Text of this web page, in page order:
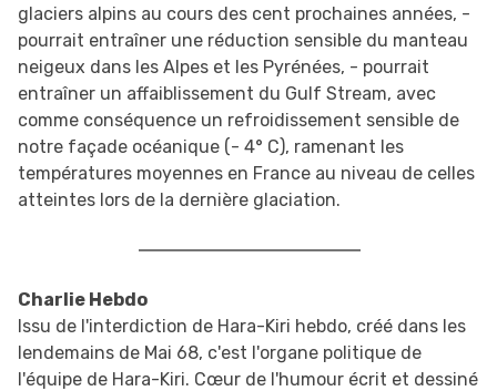
glaciers alpins au cours des cent prochaines années, -
pourrait entraîner une réduction sensible du manteau
neigeux dans les Alpes et les Pyrénées, - pourrait
entraîner un affaiblissement du Gulf Stream, avec
comme conséquence un refroidissement sensible de
notre façade océanique (- 4° C), ramenant les
températures moyennes en France au niveau de celles
atteintes lors de la dernière glaciation.
Charlie Hebdo
Issu de l'interdiction de Hara-Kiri hebdo, créé dans les
lendemains de Mai 68, c'est l'organe politique de
l'équipe de Hara-Kiri. Cœur de l'humour écrit et dessiné